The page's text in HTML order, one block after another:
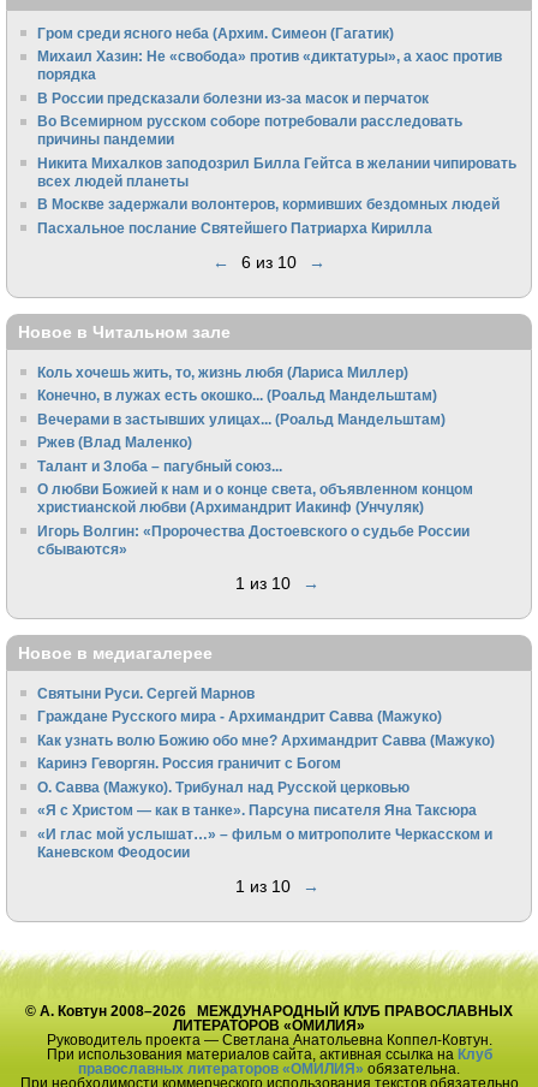
Гром среди ясного неба (Архим. Симеон (Гагатик)
Михаил Хазин: Не «свобода» против «диктатуры», а хаос против
порядка
В России предсказали болезни из-за масок и перчаток
Во Всемирном русском соборе потребовали расследовать
причины пандемии
Никита Михалков заподозрил Билла Гейтса в желании чипировать
всех людей планеты
В Москве задержали волонтеров, кормивших бездомных людей
Пасхальное послание Святейшего Патриарха Кирилла
← 6 из 10 →
Новое в Читальном зале
Коль хочешь жить, то, жизнь любя (Лариса Миллер)
Конечно, в лужах есть окошко... (Роальд Мандельштам)
Вечерами в застывших улицах... (Роальд Мандельштам)
Ржев (Влад Маленко)
Талант и Злоба – пагубный союз...
О любви Божией к нам и о конце света, объявленном концом
христианской любви (Архимандрит Иакинф (Унчуляк)
Игорь Волгин: «Пророчества Достоевского о судьбе России
сбываются»
1 из 10 →
Новое в медиагалерее
Святыни Руси. Сергей Марнов
Граждане Русского мира - Архимандрит Савва (Мажуко)
Как узнать волю Божию обо мне? Архимандрит Савва (Мажуко)
Каринэ Геворгян. Россия граничит с Богом
О. Савва (Мажуко). Трибунал над Русской церковью
«Я с Христом — как в танке». Парсуна писателя Яна Таксюра
«И глас мой услышат…» – фильм о митрополите Черкасском и
Каневском Феодосии
1 из 10 →
© А. Ковтун 2008–2026 МЕЖДУНАРОДНЫЙ КЛУБ ПРАВОСЛАВНЫХ
ЛИТЕРАТОРОВ «ОМИЛИЯ»
Руководитель проекта — Светлана Анатольевна Коппел-Ковтун.
При использования материалов сайта, активная ссылка на Клуб
православных литераторов «ОМИЛИЯ» обязательна.
При необходимости коммерческого использования текстов обязательно